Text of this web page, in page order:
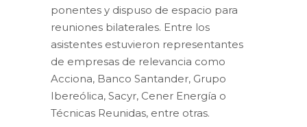
ponentes y dispuso de espacio para
reuniones bilaterales. Entre los
asistentes estuvieron representantes
de empresas de relevancia como
Acciona, Banco Santander, Grupo
Ibereólica, Sacyr, Cener Energía o
Técnicas Reunidas, entre otras.